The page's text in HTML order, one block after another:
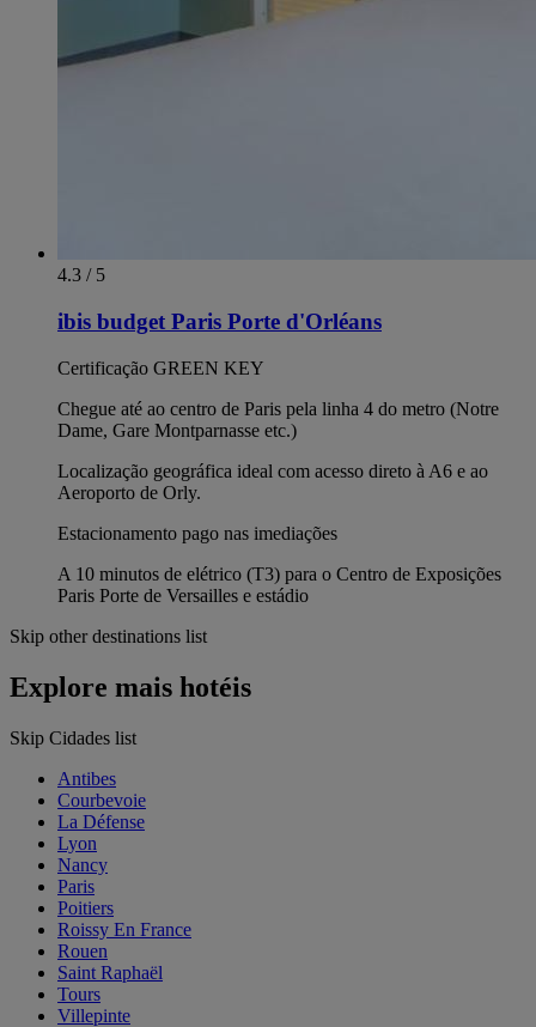
4.3 / 5
ibis budget Paris Porte d'Orléans
Certificação GREEN KEY
Chegue até ao centro de Paris pela linha 4 do metro (Notre
Dame, Gare Montparnasse etc.)
Localização geográfica ideal com acesso direto à A6 e ao
Aeroporto de Orly.
Estacionamento pago nas imediações
A 10 minutos de elétrico (T3) para o Centro de Exposições
Paris Porte de Versailles e estádio
Skip other destinations list
Explore mais hotéis
Skip Cidades list
Antibes
Courbevoie
La Défense
Lyon
Nancy
Paris
Poitiers
Roissy En France
Rouen
Saint Raphaël
Tours
Villepinte